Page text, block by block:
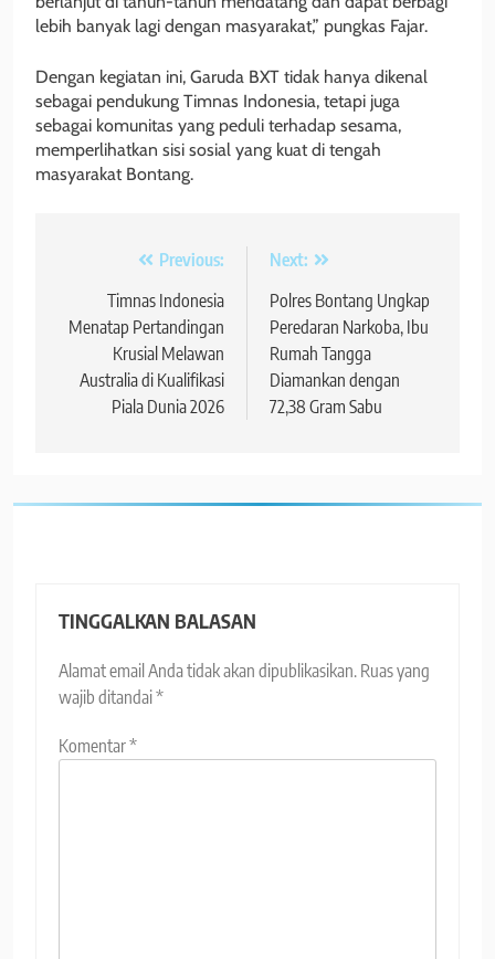
lebih banyak lagi dengan masyarakat,” pungkas Fajar.
Dengan kegiatan ini, Garuda BXT tidak hanya dikenal
sebagai pendukung Timnas Indonesia, tetapi juga
sebagai komunitas yang peduli terhadap sesama,
memperlihatkan sisi sosial yang kuat di tengah
masyarakat Bontang.
Navigasi Previous:
Timnas Indonesia
Menatap Pertandingan
Krusial Melawan
Australia di Kualifikasi
Piala Dunia 2026
Next:
Polres Bontang Ungkap
Peredaran Narkoba, Ibu
Rumah Tangga
Diamankan dengan
72,38 Gram Sabu
TINGGALKAN BALASAN
Alamat email Anda tidak akan dipublikasikan. Ruas yang
wajib ditandai*
Komentar*